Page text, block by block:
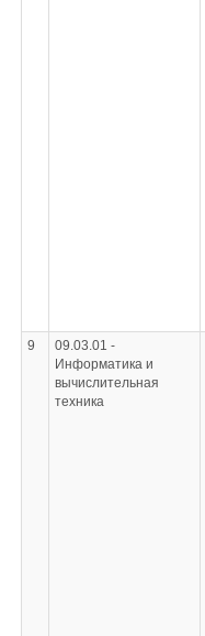
9
09.03.01 -
Информатика и
вычислительная
техника